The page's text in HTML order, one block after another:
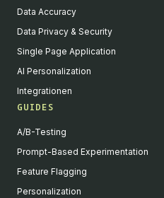
Data Accuracy
Data Privacy & Security
Single Page Application
AI Personalization
Integrationen
GUIDES
A/B-Testing
Prompt-Based Experimentation
Feature Flagging
Personalization